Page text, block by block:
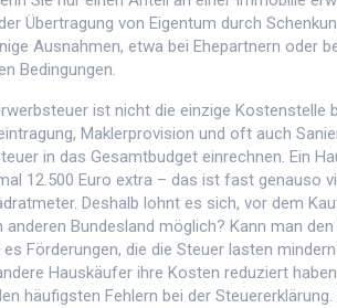
Übertragung von Eigentum durch
Ausnahmen, etwa bei Ehepartnern oder
Bedingungen.
ist nicht die einzige Kostenstelle
Maklerprovision und oft auch
in das Gesamtbudget einrechnen. Ein
12.500 Euro extra – das ist fast genauso
Deshalb lohnt es sich, vor dem
Bundesland möglich? Kann man
Förderungen, die die Steuer lasten
Hauskäufer ihre Kosten reduziert
häufigsten Fehlern bei der